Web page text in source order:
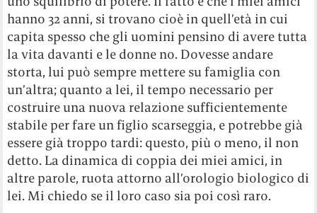
hanno 32 anni, si trovano cioè in quell’età in cui
capita spesso che gli uomini pensino di avere tutta
la vita davanti e le donne no. Dovesse andare
storta, lui può sempre mettere su famiglia con
un’altra; quanto a lei, il tempo necessario per
costruire una nuova relazione sufficientemente
stabile per fare un figlio scarseggia, e potrebbe già
essere già troppo tardi: questo, più o meno, il non
detto. La dinamica di coppia dei miei amici, in
altre parole, ruota attorno all’orologio biologico di
lei. Mi chiedo se il loro caso sia poi così raro.